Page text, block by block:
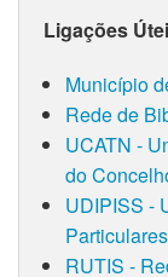
Ligações
Município
Rede de
UCATN -
do
UDIPISS -
RUTIS -